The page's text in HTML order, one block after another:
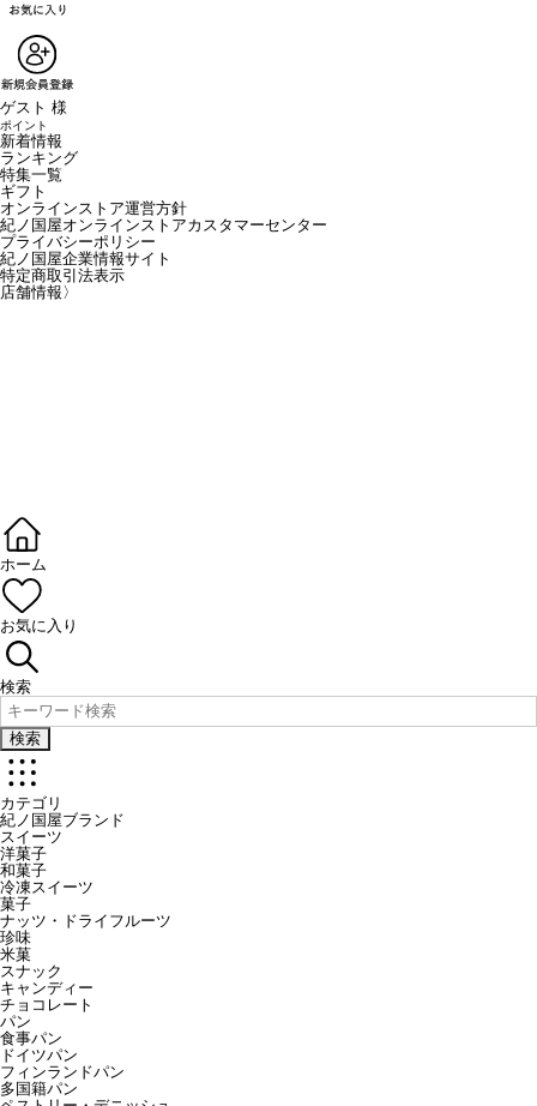
ゲスト 様
ポイント
新着情報
ランキング
特集一覧
ギフト
オンラインストア運営方針
紀ノ国屋オンラインストアカスタマーセンター
プライバシーポリシー
紀ノ国屋企業情報サイト
特定商取引法表示
店舗情報 〉
ホーム
お気に入り
検索
検索
カテゴリ
紀ノ国屋ブランド
スイーツ
洋菓子
和菓子
冷凍スイーツ
菓子
ナッツ・ドライフルーツ
珍味
米菓
スナック
キャンディー
チョコレート
パン
食事パン
ドイツパン
フィンランドパン
多国籍パン